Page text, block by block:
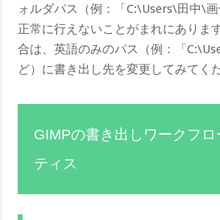
ォルダパス（例：「C:\Users\田中\
正常に行えないことがまれにありま
合は、英語のみのパス（例：「
ど）に書き出し先を変更してみてく
GIMPの書き出しワークフ
ティス